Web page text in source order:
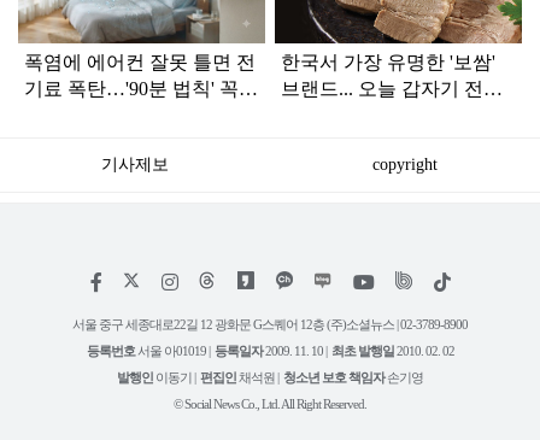
폭염에 에어컨 잘못 틀면 전
기료 폭탄…'90분 법칙' 꼭
한국서 가장 유명한 '보쌈'
브랜드... 오늘 갑자기 전해
기사제보 copyright
페
스
인
타
램
위
트
유
튜
틱
서울 중구 세종대로22길 12 광화문 G스퀘어 12층 (주)소셜뉴스 | 02-3789-8900
등록번호 서울 아01019 | 등록일자2009. 11. 10 | 최초 발행일2010. 02. 02
발행인 이동기 | 편집인채석원 | 청소년 보호 책임자손기영
© Social News Co., Ltd. All Right Reserved.